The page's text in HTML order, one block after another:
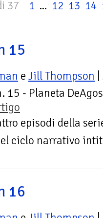
37 1 ... 12 13 14
15
e Jill Thompson
15 - Planeta
episodi della
ciclo narrativo
16